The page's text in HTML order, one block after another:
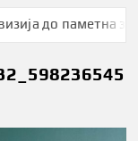
до паметна